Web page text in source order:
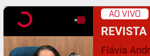
AO VIVO
REVISTA
Flávia